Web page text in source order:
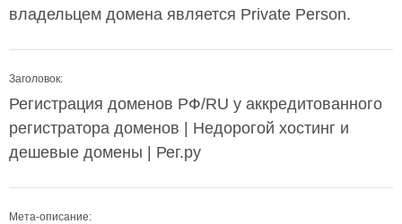
владельцем домена является Private Person.
Заголовок:
Регистрация доменов РФ/RU у аккредитованного
регистратора доменов | Недорогой хостинг и
дешевые домены | Рег.ру
Мета-описание: